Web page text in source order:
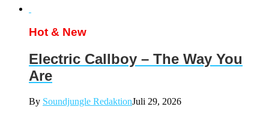
Hot & New
Electric Callboy – The Way You
Are
By Soundjungle RedaktionJuli 29, 2026